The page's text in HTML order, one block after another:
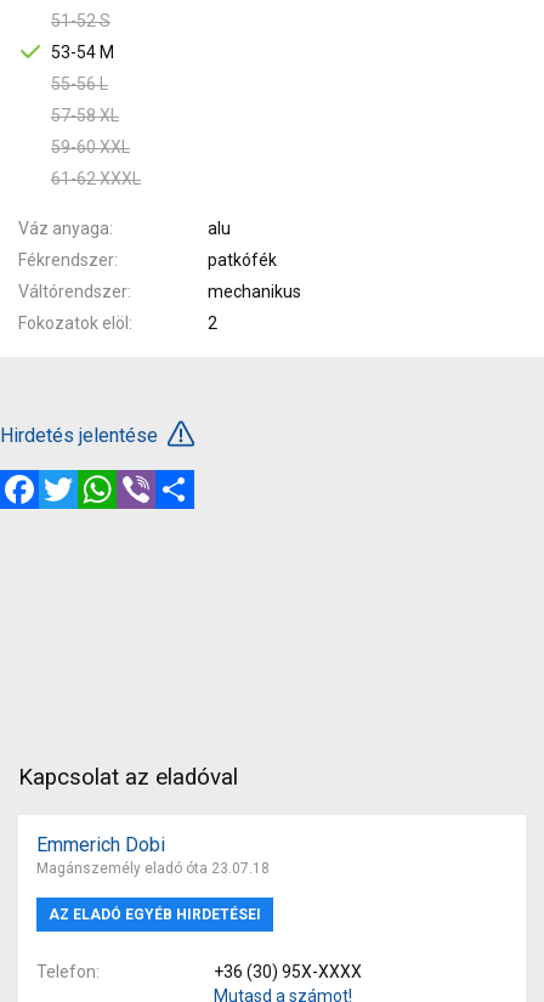
51-52 S
53-54 M
55-56 L
57-58 XL
59-60 XXL
61-62 XXXL
Váz anyaga
alu
Fékrendszer
patkófék
Váltórendszer
mechanikus
Fokozatok elöl
2
Hirdetés jelentése
FacebookTwitterWhatsApp
Viber
Kapcsolat az eladóval
Emmerich Dobi
Magánszemély eladó óta 23.07.18
AZ ELADÓ EGYÉB HIRDETÉSEI
Telefon
+36 (30) 95X-XXXX
Mutasd a számot!